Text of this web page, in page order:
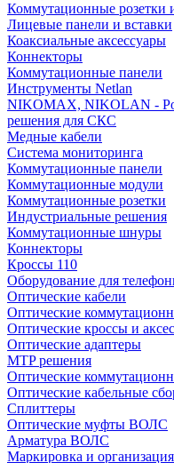
Коммутационные розетки
Лицевые панели и вставки
Коаксиальные аксессуары
Коннекторы
Коммутационные панели
Инструменты Netlan
NIKOMAX, NIKOLAN -
решения для СКС
Медные кабели
Система мониторинга
Коммутационные панели
Коммутационные модули
Коммутационные розетки
Индустриальные решения
Коммутационные шнуры
Коннекторы
Кроссы 110
Оборудование для
Оптические кабели
Оптические
Оптические кроссы и
Оптические адаптеры
MTP решения
Оптические
Оптические кабельные
Сплиттеры
Оптические муфты ВОЛС
Арматура ВОЛС
Маркировка и